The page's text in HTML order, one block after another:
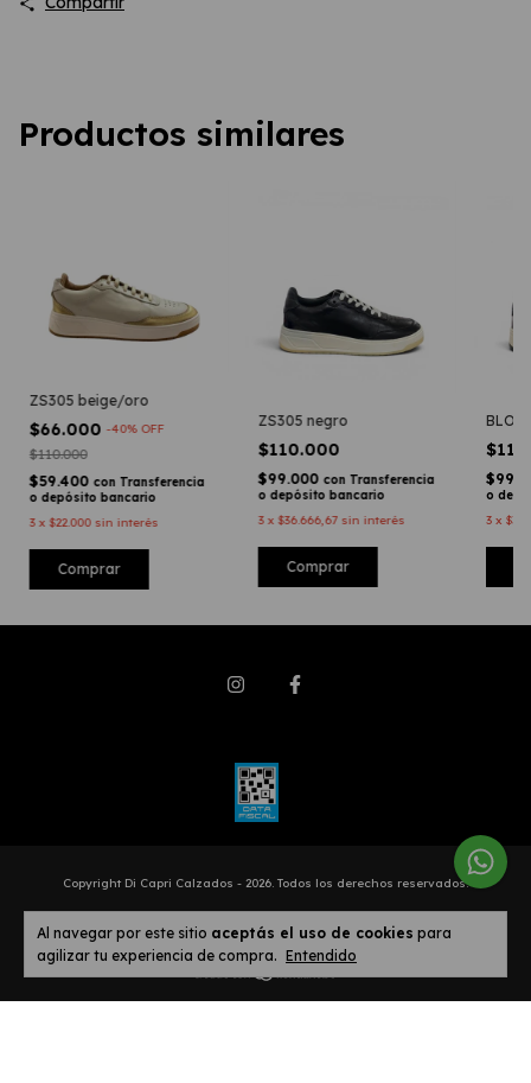
Al navegar por este sitio aceptás el uso de cookies para
agilizar tu experiencia de compra. Entendido
Productos similares
ZS305 beige/oro
$66.000 -40% OFF
$110.000
$59.400 con Transferencia
o depósito bancario
3 x$22.000 sin interés
Comprar
ZS305 negro
$110.000
$99.000 con Transferencia
o depósito bancario
3 x$36.666,67 sin interés
Comprar
o
3 x
Copyright Di Capri Calzados - 2026. Todos los derechos reservados.
Botón de arrepentimiento